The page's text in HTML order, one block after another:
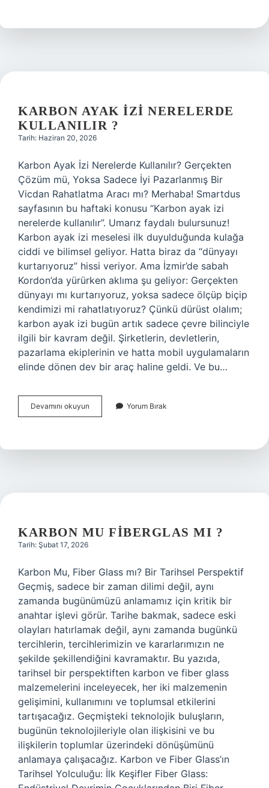
zaman
KARBON AYAK IZI NERELERDE
KULLANILIR ?
Tarih: Haziran 20, 2026
Karbon Ayak İzi Nerelerde Kullanılır? Gerçekten
Çözüm mü, Yoksa Sadece İyi Pazarlanmış Bir
Vicdan Rahatlatma Aracı mı? Merhaba! Smartdus
sayfasının bu haftaki konusu “Karbon ayak izi
nerelerde kullanılır”. Umarız faydalı bulursunuz!
Karbon ayak izi meselesi ilk duyulduğunda kulağa
ciddi ve bilimsel geliyor. Hatta biraz da “dünyayı
kurtarıyoruz” hissi veriyor. Ama İzmir’de sabah
Kordon’da yürürken aklıma şu geliyor: Gerçekten
dünyayı mı kurtarıyoruz, yoksa sadece ölçüp biçip
kendimizi mi rahatlatıyoruz? Çünkü dürüst olalım;
karbon ayak izi bugün artık sadece çevre bilinciyle
ilgili bir kavram değil. Şirketlerin, devletlerin,
pazarlama ekiplerinin ve hatta mobil uygulamaların
elinde dönen dev bir araç haline geldi. Ve bu…
Devamını okuyun
ayak
kullanılır
Yorum Bırak
KARBON MU FIBERGLAS MI ?
Tarih: Şubat 17, 2026
Karbon Mu, Fiber Glass mı? Bir Tarihsel Perspektif
Geçmiş, sadece bir zaman dilimi değil, aynı
zamanda bugünümüzü anlamamız için kritik bir
anahtar işlevi görür. Tarihe bakmak, sadece eski
olayları hatırlamak değil, aynı zamanda bugünkü
tercihlerin, tercihlerimizin ve kararlarımızın ne
şekilde şekillendiğini kavramaktır. Bu yazıda,
tarihsel bir perspektiften karbon ve fiber glass
malzemelerini inceleyecek, her iki malzemenin
gelişimini, kullanımını ve toplumsal etkilerini
tartışacağız. Geçmişteki teknolojik buluşların,
bugünün teknolojileriyle olan ilişkisini ve bu
ilişkilerin toplumlar üzerindeki dönüşümünü
anlamaya çalışacağız. Karbon ve Fiber Glass’ın
Tarihsel Yolculuğu: İlk Keşifler Fiber Glass: